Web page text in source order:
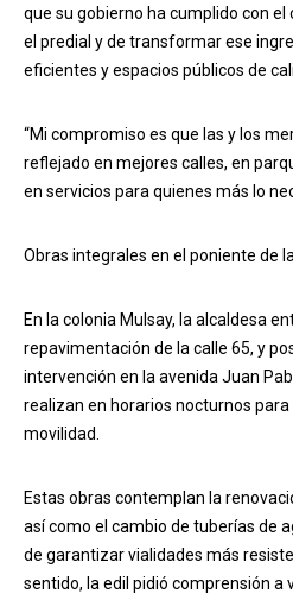
que su gobierno ha cumplido con
el predial y de transformar ese
eficientes y espacios públicos de
“Mi compromiso es que las y los
reflejado en mejores calles, en
en servicios para quienes más lo
Obras integrales en el poniente de
En la colonia Mulsay, la alcaldesa
repavimentación de la calle 65, y
intervención en la avenida Juan
realizan en horarios nocturnos
movilidad.
Estas obras contemplan la
así como el cambio de tuberías de
de garantizar vialidades más
sentido, la edil pidió comprensión a